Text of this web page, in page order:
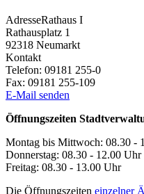
AdresseRathaus I
Rathausplatz 1
92318 Neumarkt
Kontakt
Telefon: 09181 255-0
Fax: 09181 255-109
E-Mail senden
Öffnungszeiten
Montag bis Mittwoch: 08.30 -
Donnerstag: 08.30 - 12.00
Freitag: 08.30 - 13.00 Uhr
Die Öffnungszeiten einzelner